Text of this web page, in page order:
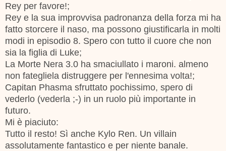
Rey per favore!;
Rey e la sua improvvisa padronanza della forza mi ha
fatto storcere il naso, ma possono giustificarla in molti
modi in episodio 8. Spero con tutto il cuore che non
sia la figlia di Luke;
La Morte Nera 3.0 ha smaciullato i maroni. almeno
non fategliela distruggere per l'ennesima volta!;
Capitan Phasma sfruttato pochissimo, spero di
vederlo (vederla ;-) in un ruolo più importante in
futuro.
Mi è piaciuto:
Tutto il resto! Sì anche Kylo Ren. Un villain
assolutamente fantastico e per niente banale.